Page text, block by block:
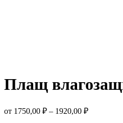
Плащ
от 1750,00 ₽ – 1920,00 ₽